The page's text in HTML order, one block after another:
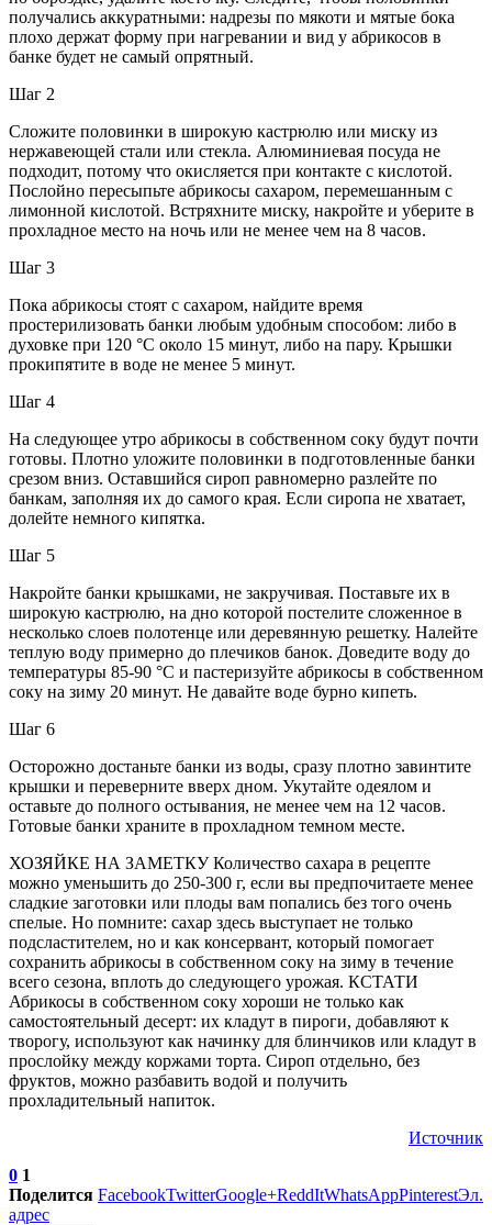
получались аккуратными: надрезы по мякоти и мятые бока
плохо держат форму при нагревании и вид у абрикосов в
банке будет не самый опрятный.
Шаг 2
Сложите половинки в широкую кастрюлю или миску из
нержавеющей стали или стекла. Алюминиевая посуда не
подходит, потому что окисляется при контакте с кислотой.
Послойно пересыпьте абрикосы сахаром, перемешанным с
лимонной кислотой. Встряхните миску, накройте и уберите в
прохладное место на ночь или не менее чем на 8 часов.
Шаг 3
Пока абрикосы стоят с сахаром, найдите время
простерилизовать банки любым удобным способом: либо в
духовке при 120 °C около 15 минут, либо на пару. Крышки
прокипятите в воде не менее 5 минут.
Шаг 4
На следующее утро абрикосы в собственном соку будут почти
готовы. Плотно уложите половинки в подготовленные банки
срезом вниз. Оставшийся сироп равномерно разлейте по
банкам, заполняя их до самого края. Если сиропа не хватает,
долейте немного кипятка.
Шаг 5
Накройте банки крышками, не закручивая. Поставьте их в
широкую кастрюлю, на дно которой постелите сложенное в
несколько слоев полотенце или деревянную решетку. Налейте
теплую воду примерно до плечиков банок. Доведите воду до
температуры 85-90 °C и пастеризуйте абрикосы в собственном
соку на зиму 20 минут. Не давайте воде бурно кипеть.
Шаг 6
Осторожно достаньте банки из воды, сразу плотно завинтите
крышки и переверните вверх дном. Укутайте одеялом и
оставьте до полного остывания, не менее чем на 12 часов.
Готовые банки храните в прохладном темном месте.
ХОЗЯЙКЕ НА ЗАМЕТКУ Количество сахара в рецепте
можно уменьшить до 250-300 г, если вы предпочитаете менее
сладкие заготовки или плоды вам попались без того очень
спелые. Но помните: сахар здесь выступает не только
подсластителем, но и как консервант, который помогает
сохранить абрикосы в собственном соку на зиму в течение
всего сезона, вплоть до следующего урожая. КСТАТИ
Абрикосы в собственном соку хороши не только как
самостоятельный десерт: их кладут в пироги, добавляют к
творогу, используют как начинку для блинчиков или кладут в
прослойку между коржами торта. Сироп отдельно, без
фруктов, можно разбавить водой и получить
прохладительный напиток.
Источник
0 1
Поделится FacebookTwitterGoogle+ReddItWhatsAppPinterestЭл.
адрес